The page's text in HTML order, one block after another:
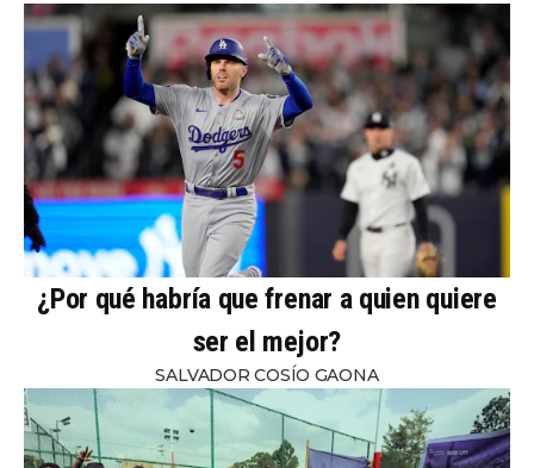
¿Por qué habría que frenar a quien quiere
ser el mejor?
SALVADOR COSÍO GAONA